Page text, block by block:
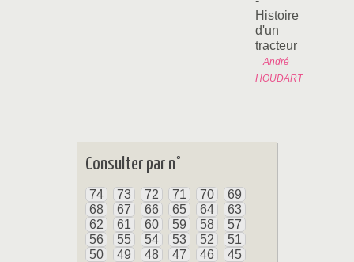
Histoire
d'un
tracteur
André
HOUDART
Consulter par n°
74 73 72 71 70
69
68
67 66 65 64
63
62
61 60 59 58
57
56
55 54 53 52
51
50
49 48 47 46
45